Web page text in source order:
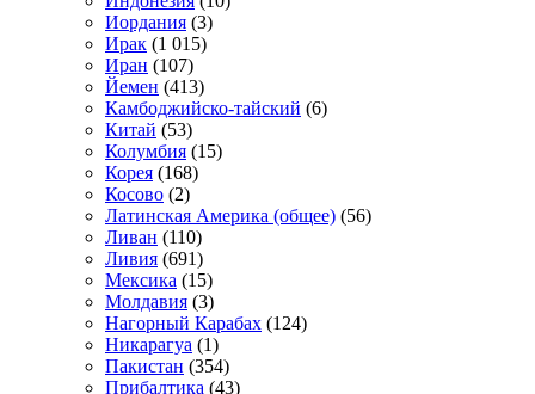
Иордания (3)
Ирак (1 015)
Иран (107)
Йемен (413)
Камбоджийско-тайский (6)
Китай (53)
Колумбия (15)
Корея (168)
Косово (2)
Латинская Америка (общее) (56)
Ливан (110)
Ливия (691)
Мексика (15)
Молдавия (3)
Нагорный Карабах (124)
Никарагуа (1)
Пакистан (354)
Прибалтика (43)